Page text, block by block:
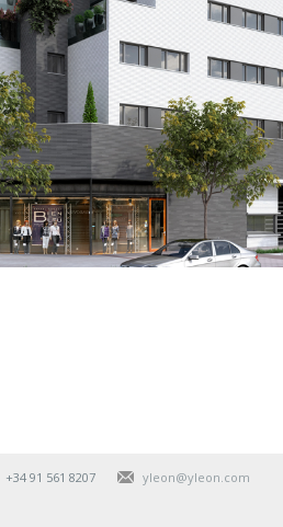
yleon@yleon.com
+34 91 561 8207